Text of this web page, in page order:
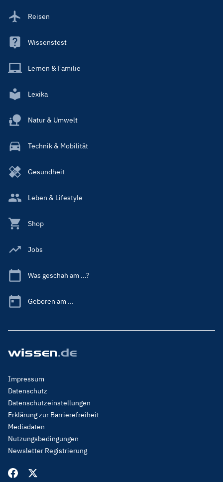
Reisen
Wissenstest
Lernen & Familie
Lexika
Natur & Umwelt
Technik & Mobilität
Gesundheit
Leben & Lifestyle
Shop
Jobs
Was geschah am ...?
Geboren am ...
Footer
Menu
Legal
Impressum
Datenschutz
Datenschutzeinstellungen
Erklärung zur Barrierefreiheit
Mediadaten
Nutzungsbedingungen
Newsletter Registrierung